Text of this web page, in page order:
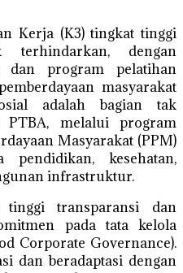
Kerja (K3) tingkat tinggi
dengan
dan program pelatihan
masyarakat
adalah bagian tak
melalui program
Masyarakat (PPM)
kesehatan,
infrastruktur.
transparansi dan
pada tata kelola
Corporate Governance).
dan beradaptasi dengan